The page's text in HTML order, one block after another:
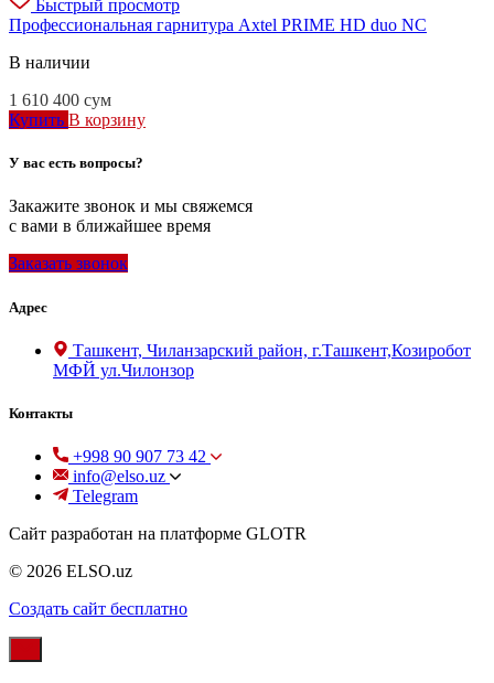
Быстрый просмотр
Профессиональная гарнитура Axtel PRIME HD duo NC
В наличии
1 610 400 сум
Купить В корзину
У вас есть вопросы?
Закажите звонок и мы свяжемся
с вами в ближайшее время
Заказать звонок
Адрес
Ташкент, Чиланзарский район, г.Ташкент,Козиробот
МФЙ ул.Чилонзор
Контакты
+998 90 907 73 42
info@elso.uz
Telegram
Сайт разработан на платформе GLOTR
© 2026 ELSO.uz
Создать cайт бесплатно